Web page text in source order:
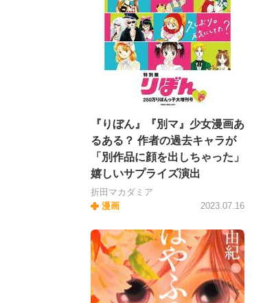
『りぼん』『別マ』少女漫画あ
るある？ 作者の過去キャラが
「別作品に顔を出しちゃった」
嬉しいサプライズ演出
折田マカダミア
漫画
2023.07.16